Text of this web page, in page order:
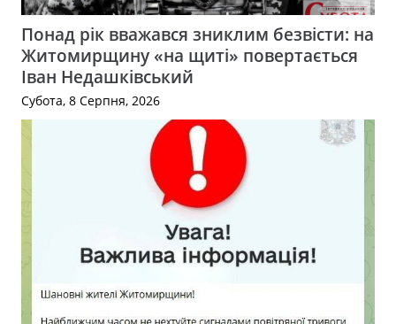
Понад рік вважався зниклим безвісти: на
Житомирщину «на щиті» повертається
Іван Недашківський
Субота, 8 Серпня, 2026